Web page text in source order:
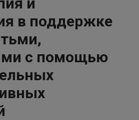
в поддержке
с помощью